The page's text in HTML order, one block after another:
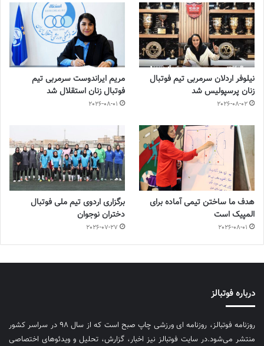
نیلوفر اردلان سرمربی تیم فوتبال
زنان پرسپولیس شد
2026-08-02
مریم ایراندوست سرمربی تیم
فوتبال زنان استقلال شد
2026-08-01
هدف ما ساختن تیمی آماده برای
المپیک است
2026-08-01
برگزاری اردوی تیم ملی فوتبال
دختران نوجوان
2026-07-27
درباره فوتبالز
روزنامه فوتبالز، روزنامه ای ورزشی چاپ صبح است که از سال ۹۸ در سراسر کشور
منتشر می‌شود.در سایت فوتبالز نیز اخبار، گزارش، تحلیل و ویدئوهای اختصاصی